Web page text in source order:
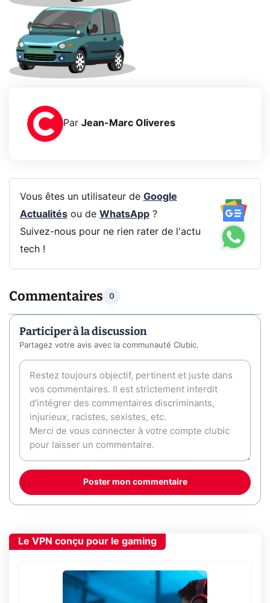
Par Jean-Marc Oliveres
Vous êtes un utilisateur de Google
Actualitésou de WhatsApp?
Suivez-nous pour ne rien rater de l'actu
tech !
Commentaires 0
Participer à la discussion
Partagez votre avis avec la communauté Clubic.
Poster mon commentaire
Le VPN conçu pour le gaming